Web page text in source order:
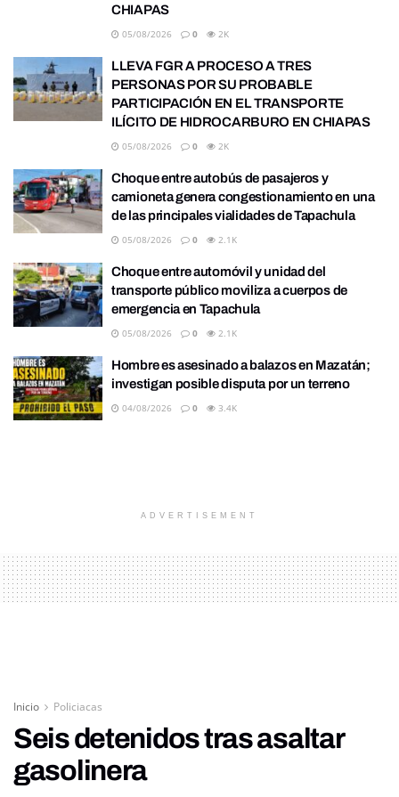
CHIAPAS
05/08/2026 0 2K
LLEVA FGR A PROCESO A TRES
PERSONAS POR SU PROBABLE
PARTICIPACIÓN EN EL TRANSPORTE
ILÍCITO DE HIDROCARBURO EN CHIAPAS
05/08/2026 0 2K
Choque entre autobús de pasajeros y
camioneta genera congestionamiento en una
de las principales vialidades de Tapachula
05/08/2026 0 2.1K
Choque entre automóvil y unidad del
transporte público moviliza a cuerpos de
emergencia en Tapachula
05/08/2026 0 2.1K
Hombre es asesinado a balazos en Mazatán;
investigan posible disputa por un terreno
04/08/2026 0 3.4K
ADVERTISEMENT
Inicio Policiacas
Seis detenidos tras asaltar
gasolinera